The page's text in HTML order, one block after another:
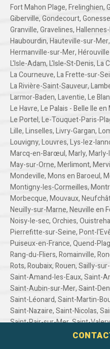
Fort Mahon Plage,Frelinghien,
Giberville,Gondecourt,Gonesse
Granville,Gravelines,
Haubourdin,Hauteville-sur-Mer,
Hermanville-sur-Mer,
L'Isle-Adam,L'Isle-St-Denis,La
La Courneuve,La Frette-sur-
La Rivière-Saint-Sauveur,
Larmor-Baden,Laventie,Le
Le Havre,Le Palais - Belle Ile en
Le Portel,Le-Touquet-Paris-
Lille,Linselles,Livry-Gargan,
Louvigny,Louvres,Lys-lez-
Marcq-en-Barœul,Marly,
May-sur-Orne,Merlimont,
Mondeville,Mons en Baroeul,
Montigny-les-Cormeilles,
Morbecque,Mouvaux,
Neuilly-sur-Marne,Neuville en
Noisy-le-sec,Orchies,
Pierrefitte-sur-Seine,Pont-
Puiseux-en-France,Quend-
Rang-du-Fliers,Romainville,
Rots,Roubaix,Rouen,Sailly-
Saint-Amand-les-Eaux,Saint-
Saint-Aubin-sur-Mer,Saint-
Saint-Léonard,Saint-Martin-
Saint-Nazaire,Saint-Nicolas,
Saint-Pair-sur-Mer,Saint-
Sannois,